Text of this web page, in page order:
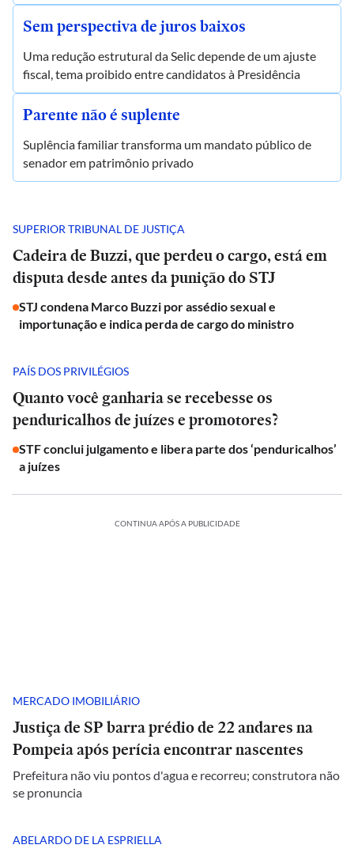
Sem perspectiva de juros baixos
Uma redução estrutural da Selic depende de um ajuste
fiscal, tema proibido entre candidatos à Presidência
Parente não é suplente
Suplência familiar transforma um mandato público de
senador em patrimônio privado
SUPERIOR TRIBUNAL DE JUSTIÇA
Cadeira de Buzzi, que perdeu o cargo, está em
disputa desde antes da punição do STJ
STJ condena Marco Buzzi por assédio sexual e
importunação e indica perda de cargo do ministro
PAÍS DOS PRIVILÉGIOS
Quanto você ganharia se recebesse os
penduricalhos de juízes e promotores?
STF conclui julgamento e libera parte dos ‘penduricalhos’
a juízes
CONTINUA APÓS A PUBLICIDADE
MERCADO IMOBILIÁRIO
Justiça de SP barra prédio de 22 andares na
Pompeia após perícia encontrar nascentes
Prefeitura não viu pontos d'agua e recorreu; construtora não
se pronuncia
ABELARDO DE LA ESPRIELLA